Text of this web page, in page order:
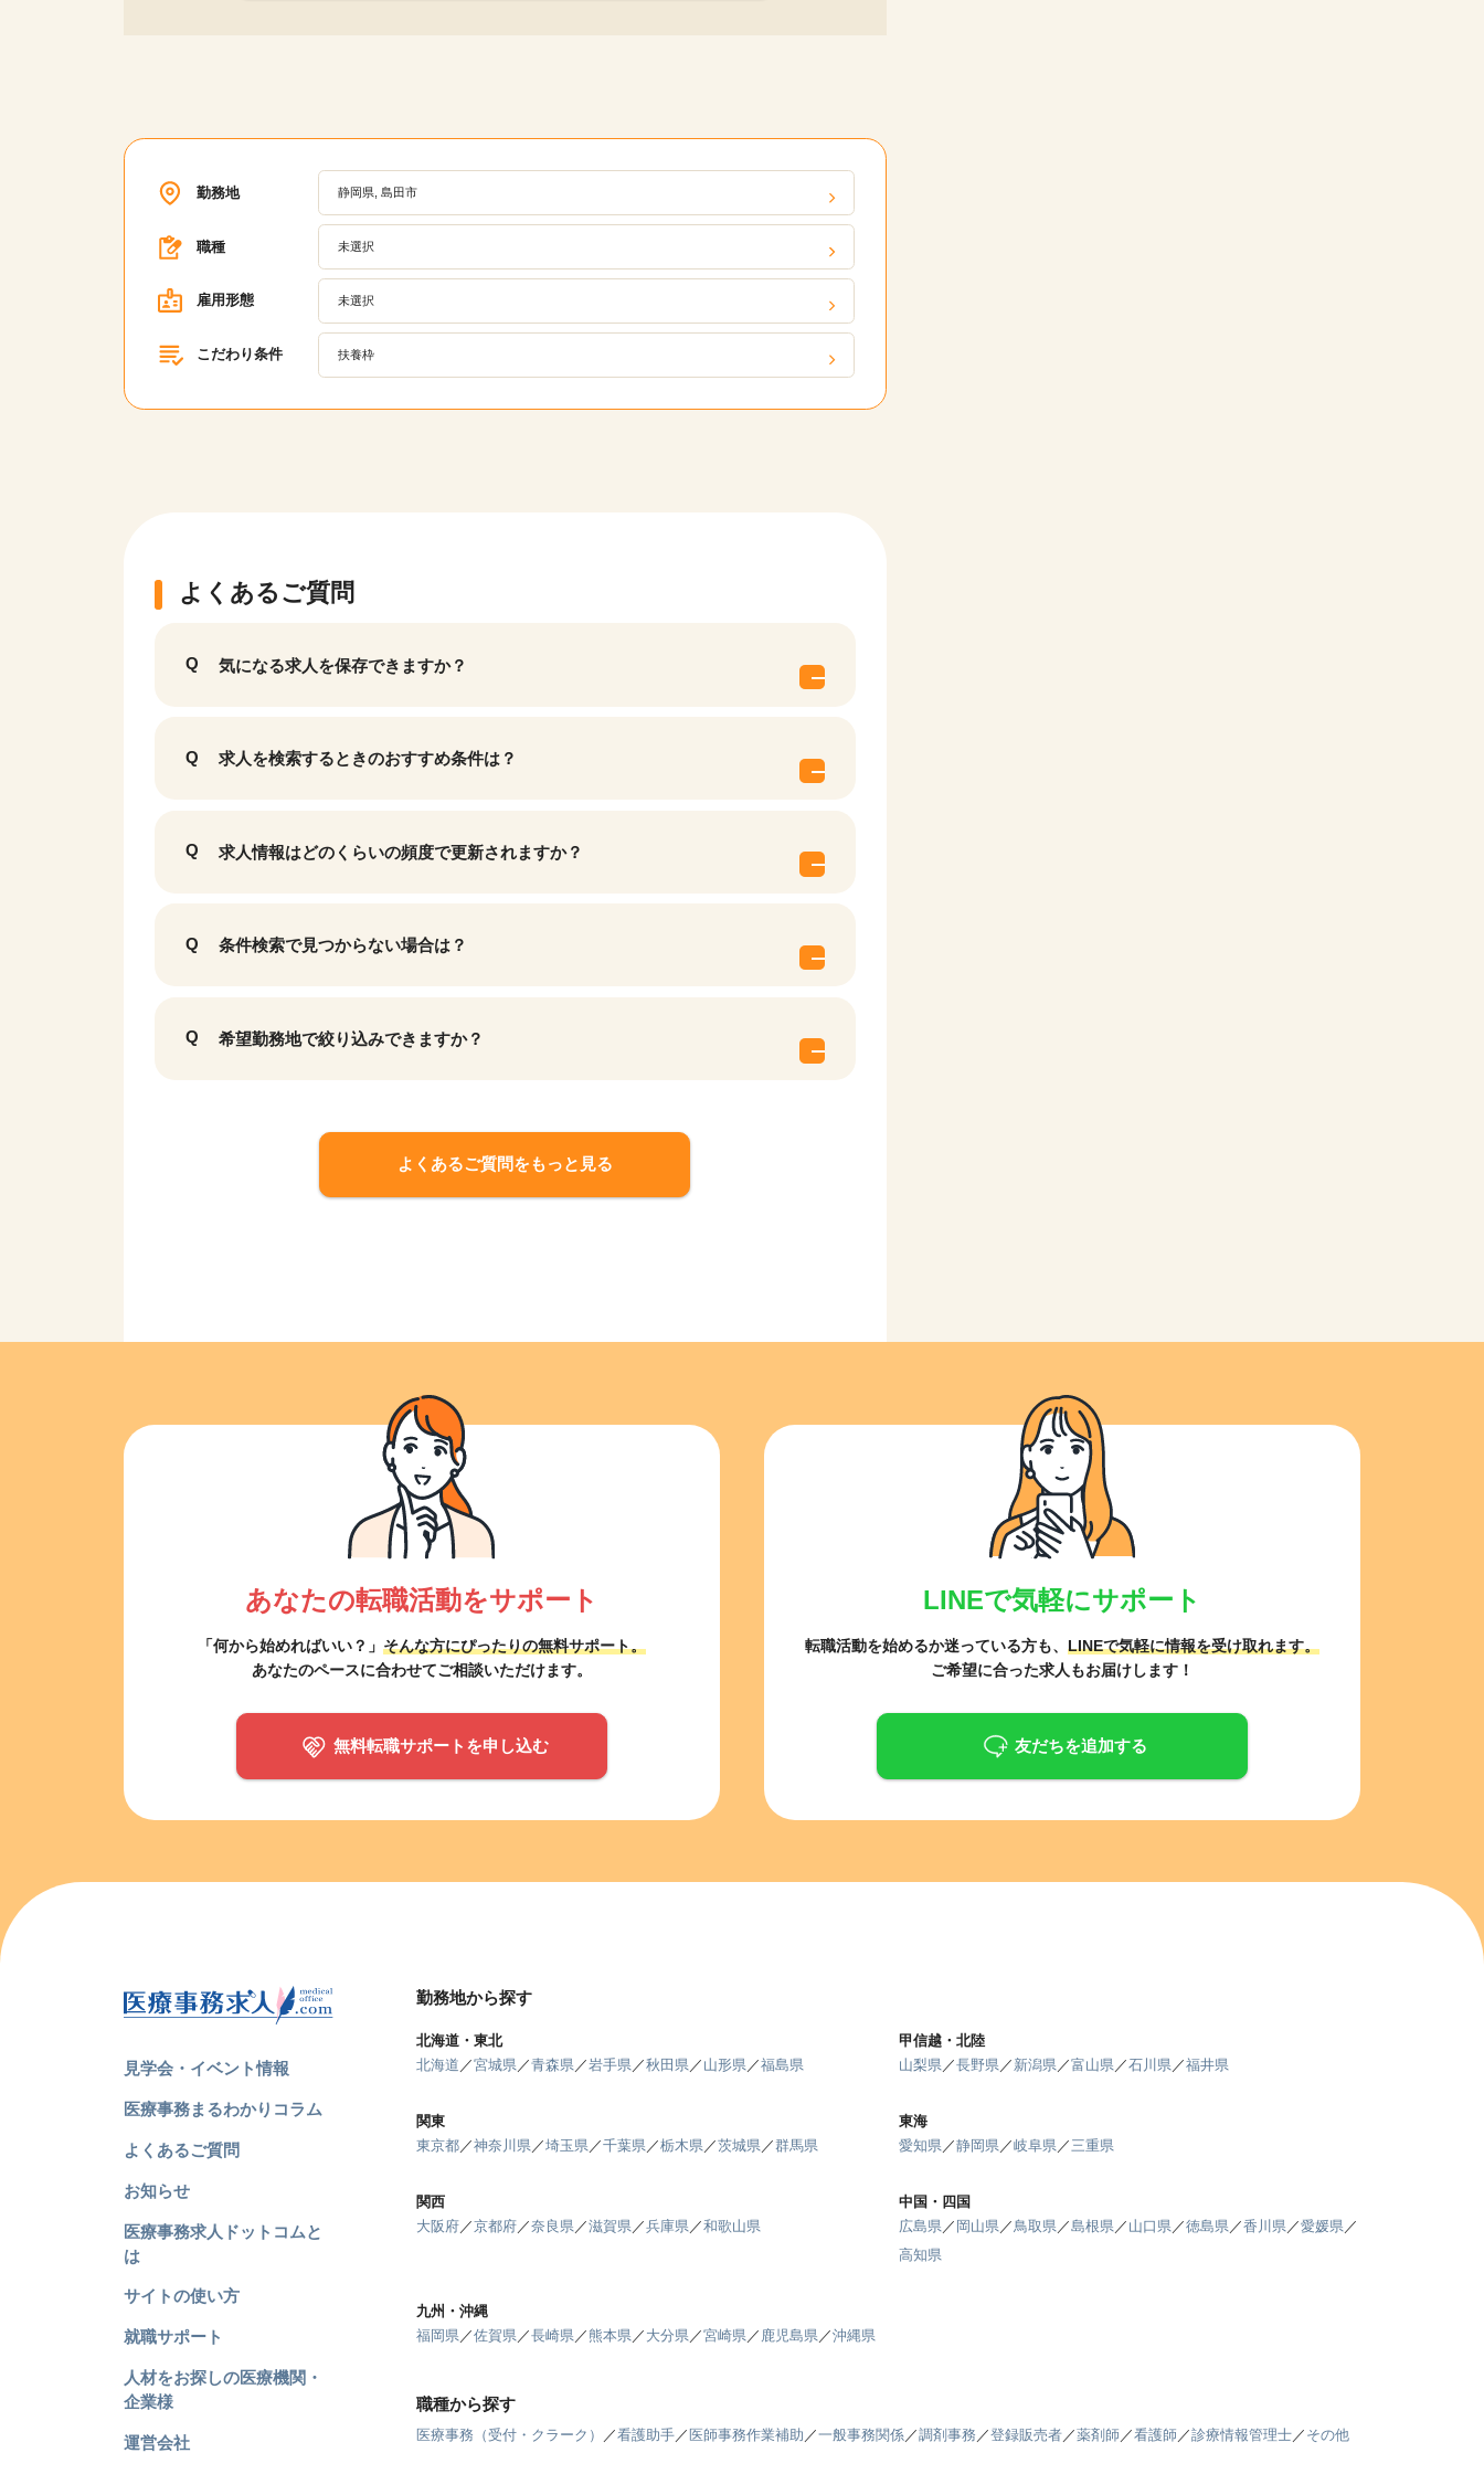
勤務地 静岡県, 島田市
職種 未選択
雇用形態 未選択
こだわり条件 扶養枠
よくあるご質問
気になる求人を保存できますか？
求人を検索するときのおすすめ条件は？
求人情報はどのくらいの頻度で更新されますか？
条件検索で見つからない場合は？
希望勤務地で絞り込みできますか？
よくあるご質問をもっと見る
あなたの転職活動をサポート
「何から始めればいい？」 そんな方にぴったりの無料サポート。
あなたのペースに合わせてご相談いただけます。
無料転職サポートを申し込む
LINEで気軽にサポート
転職活動を始めるか迷っている方も、 LINEで気軽に情報を受け取れます。
ご希望に合った求人もお届けします！
友だちを追加する
見学会・イベント情報
医療事務まるわかりコラム
よくあるご質問
お知らせ
医療事務求人ドットコムと
は
サイトの使い方
就職サポート
人材をお探しの医療機関・
企業様
運営会社
勤務地から探す
北海道・東北
北海道 ／宮城県／青森県／岩手県／秋田県／ 山形県／福島県
甲信越・北陸
山梨県／長野県／ 新潟県／富山県／石川県／福井県
関東
東京都／神奈川県／埼玉県／千葉県／栃木県／茨城県／群馬県
東海
愛知県／静岡県／岐阜県／三重県
関西
大阪府／京都府／奈良県／滋賀県／兵庫県／和歌山県
中国・四国
広島県／ 岡山県／鳥取県／島根県／ 山口県／徳島県／香川県／愛媛県／
高知県
九州・沖縄
福岡県／佐賀県／長崎県／ 熊本県／ 大分県／宮崎県／ 鹿児島県／沖縄県
職種から探す
医療事務（受付・クラーク） ／看護助手／ 医師事務作業補助 ／一般事務関係／調剤事務 ／登録販売者／薬剤師 ／看護師 ／診療情報管理士／ その他
9,988 件